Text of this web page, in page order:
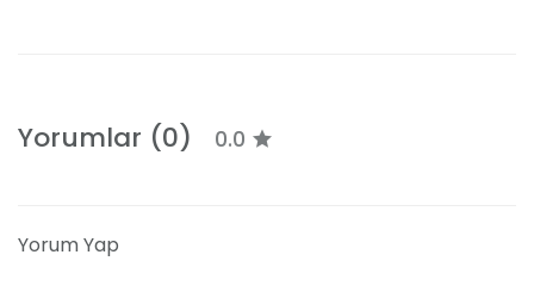
Yorumlar (0) 0.0
Yorum Yap